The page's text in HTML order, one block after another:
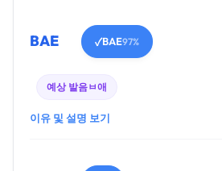
BAE ✓BAE97%
예상 발음ㅂ애
이유 및 설명 보기